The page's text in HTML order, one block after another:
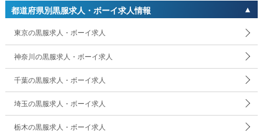
都道府県別黒服求人・ボーイ求人情報
東京の黒服求人・ボーイ求人
神奈川の黒服求人・ボーイ求人
千葉の黒服求人・ボーイ求人
埼玉の黒服求人・ボーイ求人
栃木の黒服求人・ボーイ求人